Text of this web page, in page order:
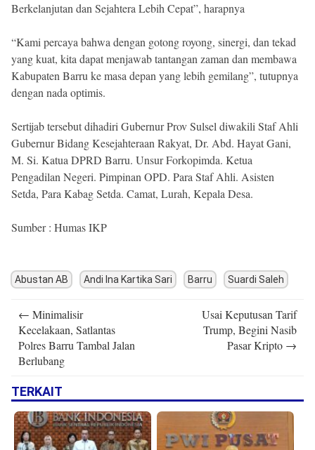
Berkelanjutan dan Sejahtera Lebih Cepat”, harapnya
“Kami percaya bahwa dengan gotong royong, sinergi, dan tekad
yang kuat, kita dapat menjawab tantangan zaman dan membawa
Kabupaten Barru ke masa depan yang lebih gemilang”, tutupnya
dengan nada optimis.
Sertijab tersebut dihadiri Gubernur Prov Sulsel diwakili Staf Ahli
Gubernur Bidang Kesejahteraan Rakyat, Dr. Abd. Hayat Gani,
M. Si. Katua DPRD Barru. Unsur Forkopimda. Ketua
Pengadilan Negeri. Pimpinan OPD. Para Staf Ahli. Asisten
Setda, Para Kabag Setda. Camat, Lurah, Kepala Desa.
Sumber : Humas IKP
Abustan AB Andi Ina Kartika Sari Barru Suardi Saleh
navigation
← Minimalisir
Kecelakaan, Satlantas
Polres Barru Tambal Jalan
Berlubang
Usai Keputusan Tarif
Trump, Begini Nasib
Pasar Kripto →
TERKAIT